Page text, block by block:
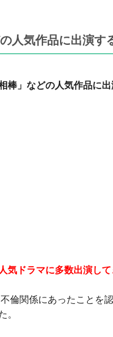
人気作品に出演す
相棒」などの人気作品に
気ドラマに多数出演し
倫関係にあったことを
。